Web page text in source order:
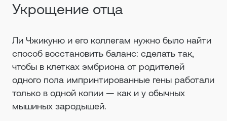
Укрощение отца
Ли Чжикуню и его коллегам нужно было найти
способ восстановить баланс: сделать так,
чтобы в клетках эмбриона от родителей
одного пола импринтированные гены работали
только в одной копии — как и у обычных
мышиных зародышей.